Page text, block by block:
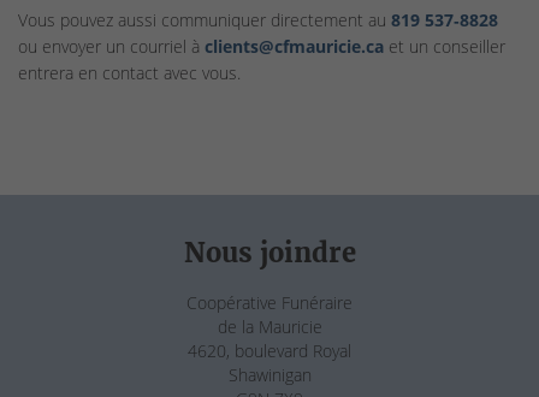
Vous pouvez aussi communiquer directement au 819 537‑8828
ou envoyer un courriel à clients@cfmauricie.ca et un conseiller
entrera en contact avec vous.
Nous joindre
Coopérative Funéraire
de la Mauricie
4620, boulevard Royal
Shawinigan